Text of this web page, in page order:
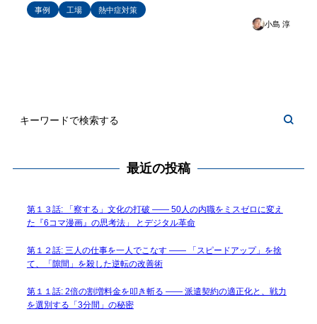
事例 工場
熱中症対策
小島 淳
最近の投稿
第１３話: 「察する」文化の打破 —— 50人の内職をミスゼロに変え
た『6コマ漫画』の思考法」 とデジタル革命
第１２話: 三人の仕事を一人でこなす —— 「スピードアップ」を捨
て、「隙間」を殺した逆転の改善術
第１１話: 2倍の割増料金を叩き斬る —— 派遣契約の適正化と、戦力
を選別する「3分間」の秘密